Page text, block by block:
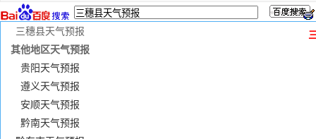
三穗县天气预报
其他地区天气预报
贵阳天气预报
遵义天气预报
安顺天气预报
黔南天气预报